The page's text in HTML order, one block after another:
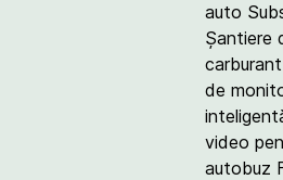
auto
Șantiere
carburant
de
video
autobuz